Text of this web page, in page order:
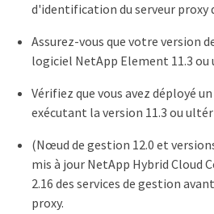
d'identification du serveur proxy
Assurez-vous que votre version
logiciel NetApp Element 11.3 ou
Vérifiez que vous avez déployé
exécutant la version 11.3 ou
(Nœud de gestion 12.0 et
mis à jour NetApp Hybrid Cloud
2.16 des services de gestion
proxy.